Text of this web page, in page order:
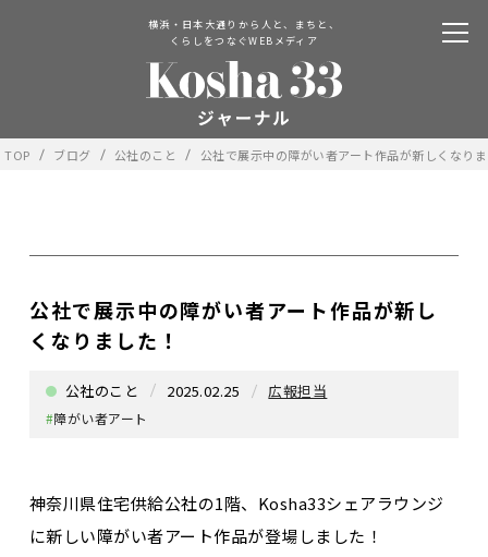
横浜・日本大通りから人と、まちと、
くらしをつなぐWEBメディア
TOP ブログ 公社のこと 公社で展示中の障がい者アート作品が新しくなり
公社で展示中の障がい者アート作品が新し
くなりました！
公社のこと 2025.02.25 広報担当
#障がい者アート
神奈川県住宅供給公社の1階、Kosha33シェアラウンジ
に新しい障がい者アート作品が登場しました！